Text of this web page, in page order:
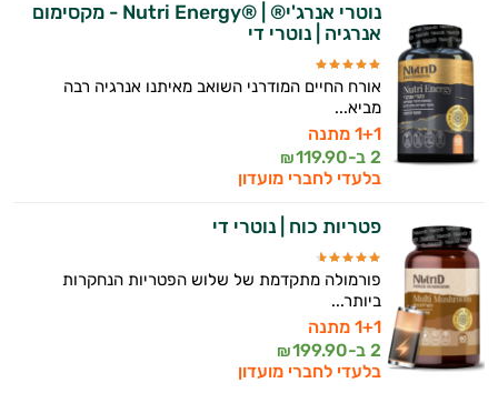
נוטרי אנרג'י® | ®Nutri Energy - מקסימום
אנרגיה | נוטרי די
אורח החיים המודרני השואב מאיתנו אנרגיה רבה
מביא...
1+1 מתנה
2 ב-
119.90
₪
בלעדי לחברי מועדון
פטריות כוח | נוטרי די
פורמולה מתקדמת של שלוש הפטריות הנחקרות
ביותר...
1+1 מתנה
2 ב-
199.90
₪
בלעדי לחברי מועדון
יום וגם בתחום הכושר והספורט.
המטרה שלי היא להתאים עבורך המלצות
אישיות מבוססות מדעית.
זה הזמן להתחיל. איך אוכל לעזור?